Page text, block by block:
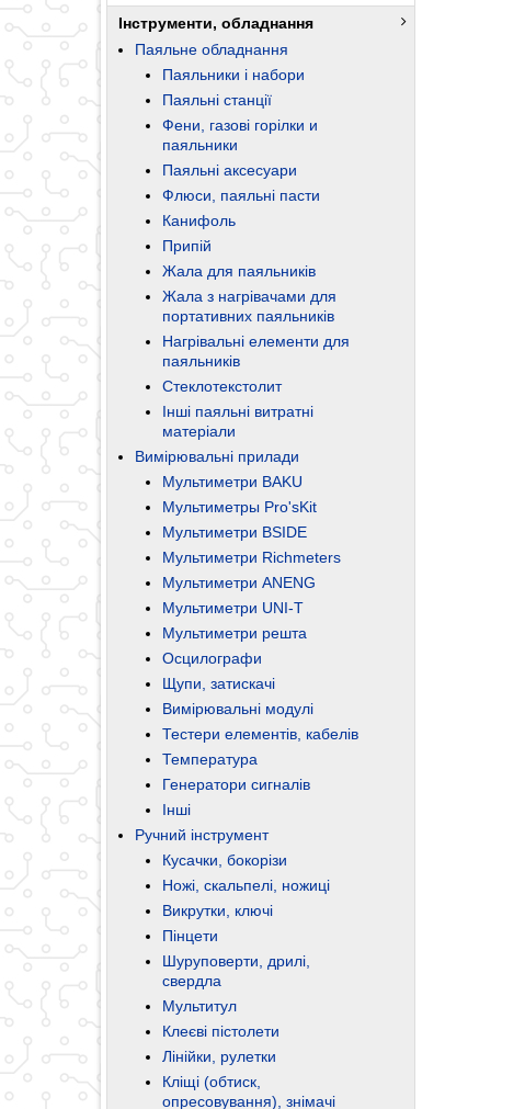
Інструменти, обладнання
Паяльне обладнання
Паяльники і набори
Паяльні станції
Фени, газові горілки и
паяльники
Паяльні аксесуари
Флюси, паяльні пасти
Канифоль
Припій
Жала для паяльників
Жала з нагрівачами для
портативних паяльників
Нагрівальні елементи для
паяльників
Стеклотекстолит
Інші паяльні витратні
матеріали
Вимірювальні прилади
Мультиметри BAKU
Мультиметры Pro'sKit
Мультиметри BSIDE
Мультиметри Richmeters
Мультиметри ANENG
Мультиметри UNI-T
Мультиметри решта
Осцилографи
Щупи, затискачі
Вимірювальні модулі
Тестери елементів, кабелів
Температура
Генератори сигналів
Інші
Ручний інструмент
Кусачки, бокорізи
Ножі, скальпелі, ножиці
Викрутки, ключі
Пінцети
Шуруповерти, дрилі,
свердла
Мультитул
Клеєві пістолети
Лінійки, рулетки
Кліщі (обтиск,
опресовування), знімачі